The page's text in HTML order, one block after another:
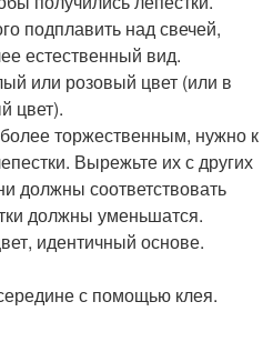
подплавить над свечей,
естественный вид.
или розовый цвет (или в
цвет).
торжественным, нужно к
Вырежьте их с других
должны соответствовать
должны уменьшатся.
идентичный основе.
с помощью клея.